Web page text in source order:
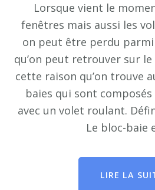
Lorsque vient le
fenêtres mais aussi les
on peut être perdu
qu’on peut retrouver sur le
cette raison qu’on trouve
baies qui sont composés
avec un volet roulant.
Le bloc-baie
LIRE LA